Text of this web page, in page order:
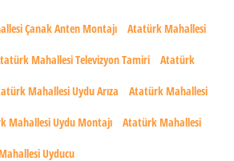
Çanak Anten Montajı Atatürk Mahallesi
Mahallesi Televizyon Tamiri Atatürk
Mahallesi Uydu Arıza Atatürk Mahallesi
Mahallesi Uydu Montajı Atatürk Mahallesi
Uyducu